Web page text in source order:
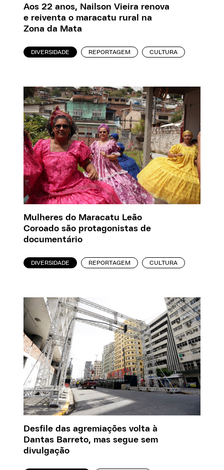
Aos 22 anos, Nailson Vieira renova
e reiventa o maracatu rural na
Zona da Mata
DIVERSIDADE REPORTAGEM CULTURA
Mulheres do Maracatu Leão
Coroado são protagonistas de
documentário
DIVERSIDADE REPORTAGEM CULTURA
Desfile das agremiações volta à
Dantas Barreto, mas segue sem
divulgação